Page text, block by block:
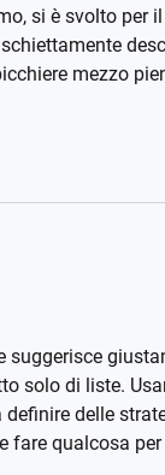
si è svolto
mezzo
solo di liste.
delle
qualcosa